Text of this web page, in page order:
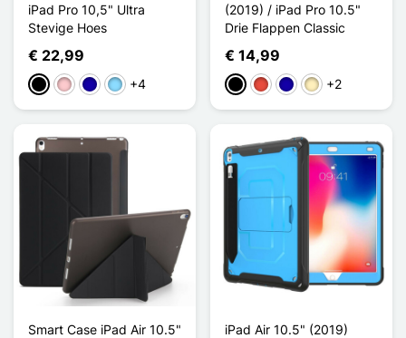
iPad Pro 10,5" Ultra
Stevige Hoes
€ 22,99
ZwartRozeDonkerblauw
Licht Blauw
+4
(2019) / iPad Pro 10.5"
Drie Flappen Classic
€ 14,99
ZwartRoodDonkerblauw
Golden
+2
Smart Case iPad Air 10.5"
iPad Air 10.5" (2019)